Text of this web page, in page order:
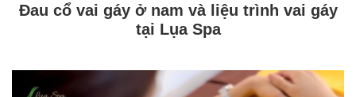
Đau cổ vai gáy ở nam và liệu trình vai gáy
tại Lụa Spa